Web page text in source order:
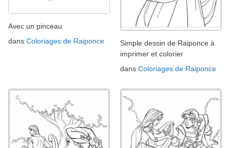
Avec un pinceau
dans Coloriages de Raiponce
Simple dessin de Raiponce à
imprimer et colorier
dans Coloriages de Raiponce